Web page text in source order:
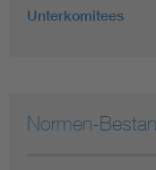
Unterkomitees
Normen-